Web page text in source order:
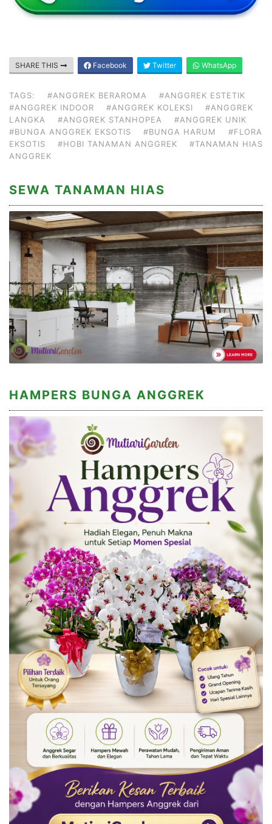
SHARE THIS Facebook Twitter WhatsApp
TAGS: #ANGGREK BERAROMA
#ANGGREK ESTETIK
#ANGGREK INDOOR
#ANGGREK KOLEKSI
#ANGGREK
LANGKA
#ANGGREK STANHOPEA
#ANGGREK UNIK
#BUNGA ANGGREK EKSOTIS
#BUNGA HARUM
#FLORA
EKSOTIS
#HOBI TANAMAN ANGGREK
#TANAMAN HIAS
ANGGREK
SEWA TANAMAN HIAS
HAMPERS BUNGA ANGGREK